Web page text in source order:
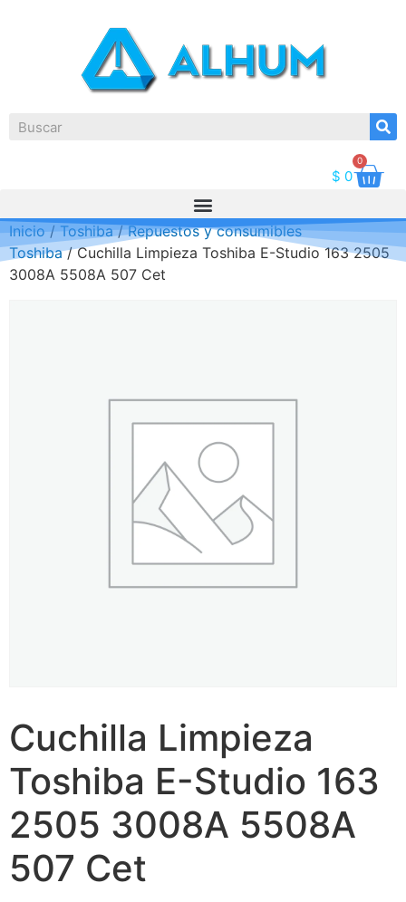
$ 0
0
Inicio/Toshiba/Repuestos y consumibles
Toshiba/ Cuchilla Limpieza Toshiba E-Studio 163 2505
3008A 5508A 507 Cet
Cuchilla Limpieza
Toshiba E-Studio 163
2505 3008A 5508A
507 Cet